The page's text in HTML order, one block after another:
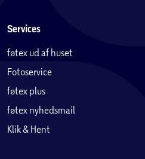
Services
føtex ud af huset
Fotoservice
føtex plus
føtex nyhedsmail
Klik & Hent